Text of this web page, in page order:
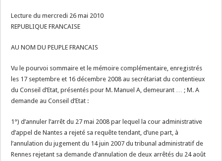
Lecture du mercredi 26 mai 2010
REPUBLIQUE FRANCAISE
AU NOM DU PEUPLE FRANCAIS
Vu le pourvoi sommaire et le mémoire complémentaire, enregistrés
les 17 septembre et 16 décembre 2008 au secrétariat du contentieux
du Conseil d’Etat, présentés pour M. Manuel A, demeurant … ; M. A
demande au Conseil d’Etat :
1°) d’annuler l’arrêt du 27 mai 2008 par lequel la cour administrative
d’appel de Nantes a rejeté sa requête tendant, d’une part, à
l’annulation du jugement du 14 juin 2007 du tribunal administratif de
Rennes rejetant sa demande d’annulation de deux arrêtés du 24 août